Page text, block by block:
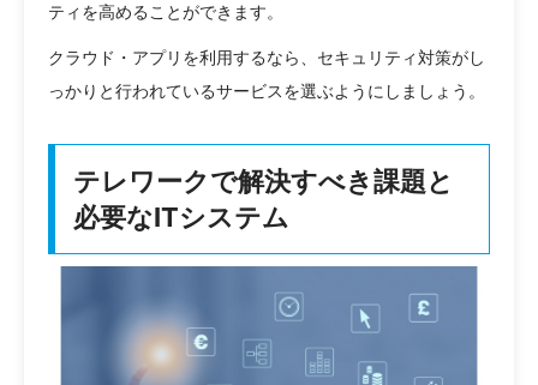
ティを高めることができます。
クラウド・アプリを利用するなら、セキュリティ対策がし
っかりと行われているサービスを選ぶようにしましょう。
テレワークで解決すべき課題と
必要なITシステム